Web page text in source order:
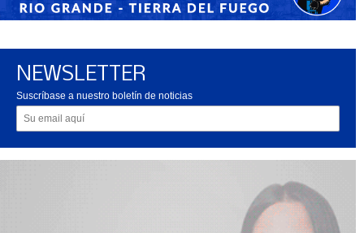
NEWSLETTER
Suscríbase a nuestro boletín de noticias